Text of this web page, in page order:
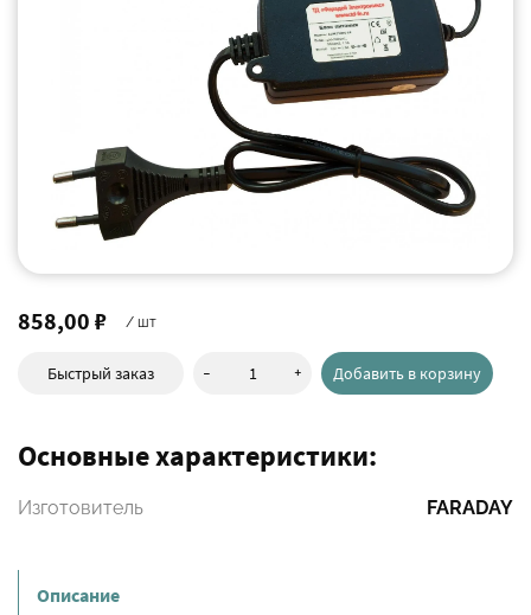
858,00 ₽ / шт
Быстрый заказ - + Добавить в корзину
Основные характеристики:
Изготовитель FARADAY
Описание